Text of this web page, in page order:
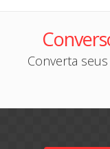
Converta